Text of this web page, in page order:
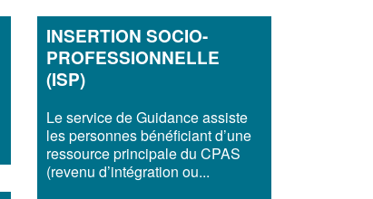
INSERTION SOCIO-
PROFESSIONNELLE
(ISP)
Le service de Guidance assiste
les personnes bénéficiant d’une
ressource principale du CPAS
(revenu d’intégration ou...